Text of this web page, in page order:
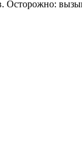
Осторожно: